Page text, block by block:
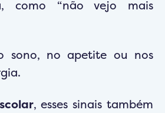
como “não vejo mais
sono, no apetite ou nos
, esses sinais também